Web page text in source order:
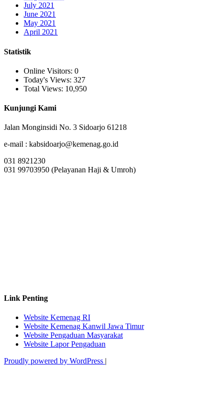
July 2021
June 2021
May 2021
April 2021
Statistik
Online Visitors: 0
Today's Views: 327
Total Views: 10,950
Kunjungi Kami
Jalan Monginsidi No. 3 Sidoarjo 61218
e-mail : kabsidoarjo@kemenag.go.id
031 8921230
031 99703950 (Pelayanan Haji & Umroh)
Link Penting
Website Kemenag RI
Website Kemenag Kanwil Jawa Timur
Website Pengaduan Masyarakat
Website Lapor Pengaduan
Proudly powered by WordPress |